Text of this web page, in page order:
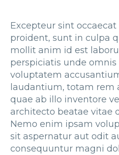
Excepteur sint
proident, sunt in culpa
mollit anim id est
perspiciatis unde
voluptatem
laudantium, totam rem
quae ab illo inventore
architecto beatae vitae
Nemo enim ipsam
sit aspernatur aut odit
consequuntur magni